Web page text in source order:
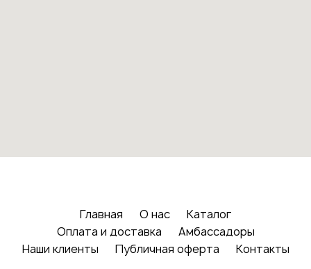
Главная О нас
Каталог
Оплата и доставка
Амбассадоры
Наши клиенты
Публичная оферта Контакты